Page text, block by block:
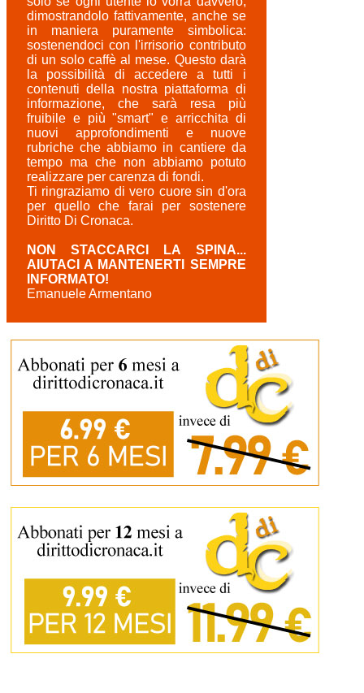
dimostrandolo fattivamente, anche se
in maniera puramente simbolica:
sostenendoci con l'irrisorio contributo
di un solo caffè al mese. Questo darà
la possibilità di accedere a tutti i
contenuti della nostra piattaforma di
informazione, che sarà resa più
fruibile e più "smart" e arricchita di
nuovi approfondimenti e nuove
rubriche che abbiamo in cantiere da
tempo ma che non abbiamo potuto
realizzare per carenza di fondi.
Ti ringraziamo di vero cuore sin d'ora
per quello che farai per sostenere
Diritto Di Cronaca.
NON STACCARCI LA SPINA...
AIUTACI A MANTENERTI SEMPRE
INFORMATO!
Emanuele Armentano